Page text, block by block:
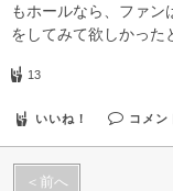
もホールなら、ファン
をしてみて欲しかった
13
いいね！ コメン
＜前へ